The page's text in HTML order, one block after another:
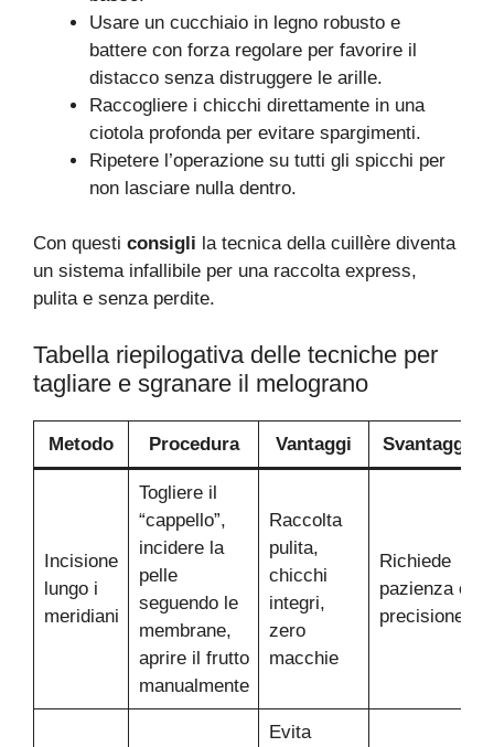
Usare un cucchiaio in legno robusto e
battere con forza regolare per favorire il
distacco senza distruggere le arille.
Raccogliere i chicchi direttamente in una
ciotola profonda per evitare spargimenti.
Ripetere l’operazione su tutti gli spicchi per
non lasciare nulla dentro.
Con questi consigli la tecnica della cuillère diventa
un sistema infallibile per una raccolta express,
pulita e senza perdite.
Tabella riepilogativa delle tecniche per
tagliare e sgranare il melograno
Metodo Procedura Vantaggi Svantaggi
Incisione
lungo i
meridiani
Togliere il
“cappello”,
incidere la
pelle
seguendo le
membrane,
aprire il frutto
manualmente
Raccolta
pulita,
chicchi
integri,
zero
macchie
Richiede
pazienza e
precisione
Evita